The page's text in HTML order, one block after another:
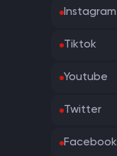
Instagram
Tiktok
Youtube
Twitter
Facebook